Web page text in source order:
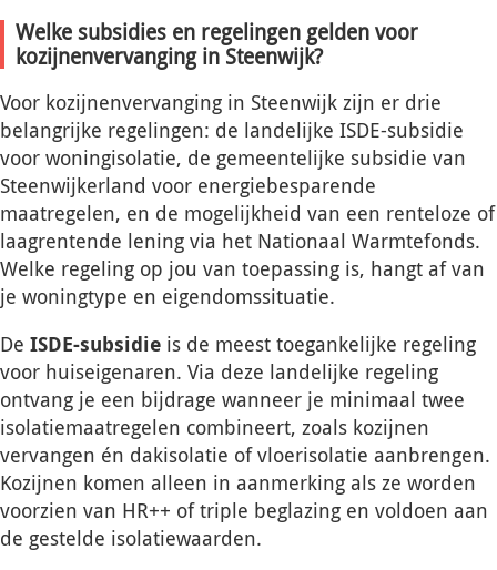
Welke subsidies en regelingen gelden voor
kozijnenvervanging in Steenwijk?
Voor kozijnenvervanging in Steenwijk zijn er drie
belangrijke regelingen: de landelijke ISDE-subsidie
voor woningisolatie, de gemeentelijke subsidie van
Steenwijkerland voor energiebesparende
maatregelen, en de mogelijkheid van een renteloze of
laagrentende lening via het Nationaal Warmtefonds.
Welke regeling op jou van toepassing is, hangt af van
je woningtype en eigendomssituatie.
De ISDE-subsidie is de meest toegankelijke regeling
voor huiseigenaren. Via deze landelijke regeling
ontvang je een bijdrage wanneer je minimaal twee
isolatiemaatregelen combineert, zoals kozijnen
vervangen én dakisolatie of vloerisolatie aanbrengen.
Kozijnen komen alleen in aanmerking als ze worden
voorzien van HR++ of triple beglazing en voldoen aan
de gestelde isolatiewaarden.